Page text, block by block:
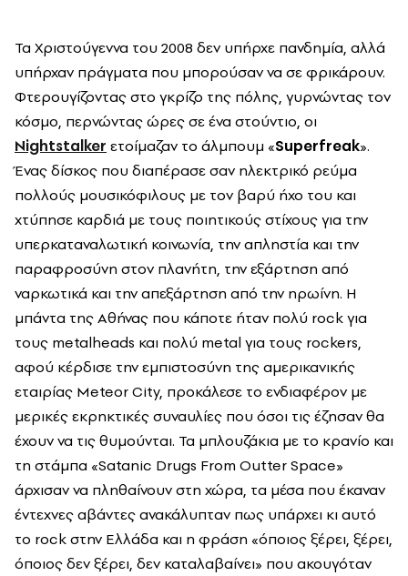
Τα Χριστούγεννα του 2008 δεν υπήρχε πανδημία, αλλά
υπήρχαν πράγματα που μπορούσαν να σε φρικάρουν.
Φτερουγίζοντας στο γκρίζο της πόλης, γυρνώντας τον
κόσμο, περνώντας ώρες σε ένα στούντιο, οι
Nightstalker ετοίμαζαν το άλμπουμ «Superfreak».
Ένας δίσκος που διαπέρασε σαν ηλεκτρικό ρεύμα
πολλούς μουσικόφιλους με τον βαρύ ήχο του και
χτύπησε καρδιά με τους ποιητικούς στίχους για την
υπερκαταναλωτική κοινωνία, την απληστία και την
παραφροσύνη στον πλανήτη, την εξάρτηση από
ναρκωτικά και την απεξάρτηση από την ηρωίνη. Η
μπάντα της Αθήνας που κάποτε ήταν πολύ rock για
τους metalheads και πολύ metal για τους rockers,
αφού κέρδισε την εμπιστοσύνη της αμερικανικής
εταιρίας Meteor City, προκάλεσε το ενδιαφέρον με
μερικές εκρηκτικές συναυλίες που όσοι τις έζησαν θα
έχουν να τις θυμούνται. Τα μπλουζάκια με το κρανίο και
τη στάμπα «Satanic Drugs From Outter Space»
άρχισαν να πληθαίνουν στη χώρα, τα μέσα που έκαναν
έντεχνες αβάντες ανακάλυπταν πως υπάρχει κι αυτό
το rock στην Ελλάδα και η φράση «όποιος ξέρει, ξέρει,
όποιος δεν ξέρει, δεν καταλαβαίνει» που ακουγόταν